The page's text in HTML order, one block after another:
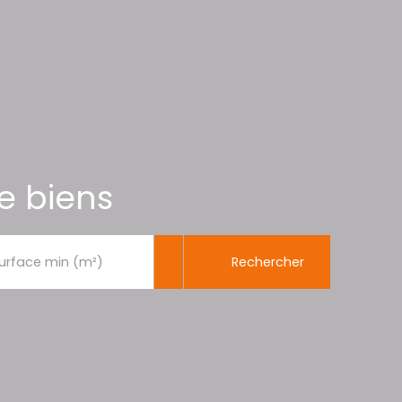
biens
min (m²) Rechercher